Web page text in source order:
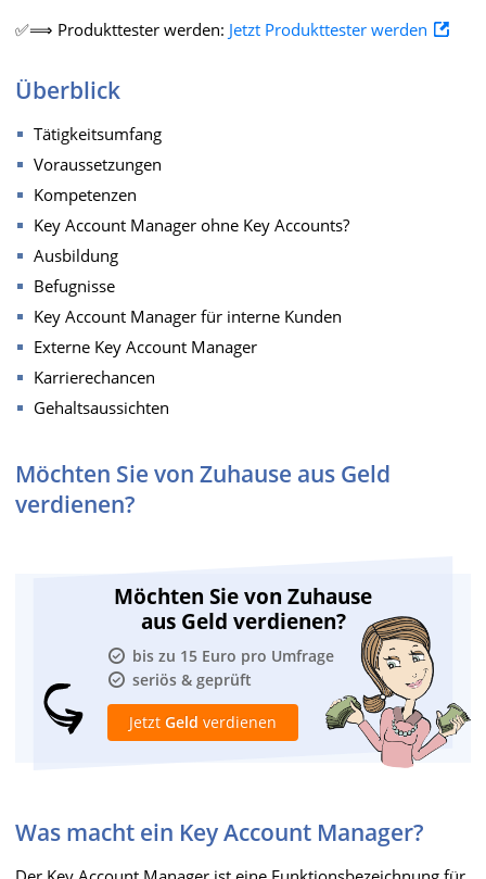
✅⟹ Produkttester werden: Jetzt Produkttester werden
Überblick
Tätigkeitsumfang
Voraussetzungen
Kompetenzen
Key Account Manager ohne Key Accounts?
Ausbildung
Befugnisse
Key Account Manager für interne Kunden
Externe Key Account Manager
Karrierechancen
Gehaltsaussichten
Möchten Sie von Zuhause aus Geld
verdienen?
Möchten Sie von Zuhause
aus Geld verdienen?
bis zu 15 Euro pro Umfrage
seriös & geprüft
Jetzt Geld verdienen
Was macht ein Key Account Manager?